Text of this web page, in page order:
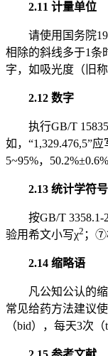
2.11 计量单位
请使用国务院
相除的斜线多于1条
字，如吸光度（旧
2.12 数字
执行GB/T
如，“1,329.476,5”
5~95%，
2.13 统计学符号
按GB/T
验用希文小写χ2 ；⑦
2.14 缩略语
凡公知公认的
常见给药方法建议
（bid），每天3次